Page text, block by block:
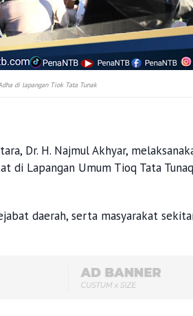
di lapangan Tiok Tata Tunak
Dr. H. Najmul Akhyar,
di Lapangan Umum Tioq Tata
daerah, serta masyarakat